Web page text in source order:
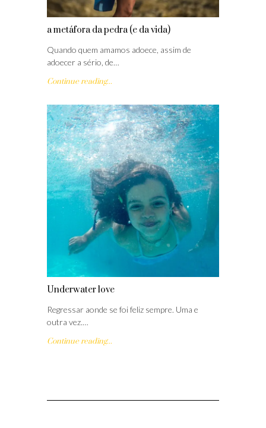
a metáfora da pedra (e da vida)
Quando quem amamos adoece, assim de
adoecer a sério, de…
Continue reading...
Underwater love
Regressar aonde se foi feliz sempre. Uma e
outra vez.…
Continue reading...